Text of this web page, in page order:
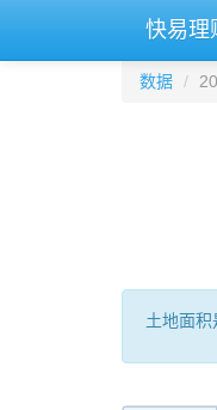
快易理
数据
土地面